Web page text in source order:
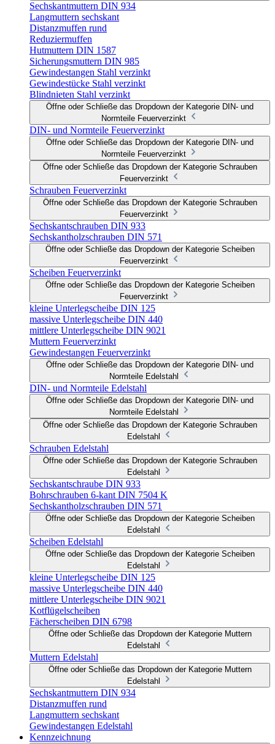
Sechskantmuttern DIN 934
Langmuttern sechskant
Distanzmuffen rund
Reduziermuffen
Hutmuttern DIN 1587
Sicherungsmuttern DIN 985
Gewindestangen Stahl verzinkt
Gewindestücke Stahl verzinkt
Blindnieten Stahl verzinkt
Öffne oder Schließe das Dropdown der Kategorie DIN- und
Normteile Feuerverzinkt
DIN- und Normteile Feuerverzinkt
Öffne oder Schließe das Dropdown der Kategorie DIN- und
Normteile Feuerverzinkt
Öffne oder Schließe das Dropdown der Kategorie Schrauben
Feuerverzinkt
Schrauben Feuerverzinkt
Öffne oder Schließe das Dropdown der Kategorie Schrauben
Feuerverzinkt
Sechskantschrauben DIN 933
Sechskantholzschrauben DIN 571
Öffne oder Schließe das Dropdown der Kategorie Scheiben
Feuerverzinkt
Scheiben Feuerverzinkt
Öffne oder Schließe das Dropdown der Kategorie Scheiben
Feuerverzinkt
kleine Unterlegscheibe DIN 125
massive Unterlegscheibe DIN 440
mittlere Unterlegscheibe DIN 9021
Muttern Feuerverzinkt
Gewindestangen Feuerverzinkt
Öffne oder Schließe das Dropdown der Kategorie DIN- und
Normteile Edelstahl
DIN- und Normteile Edelstahl
Öffne oder Schließe das Dropdown der Kategorie DIN- und
Normteile Edelstahl
Öffne oder Schließe das Dropdown der Kategorie Schrauben
Edelstahl
Schrauben Edelstahl
Öffne oder Schließe das Dropdown der Kategorie Schrauben
Edelstahl
Sechskantschraube DIN 933
Bohrschrauben 6-kant DIN 7504 K
Sechskantholzschrauben DIN 571
Öffne oder Schließe das Dropdown der Kategorie Scheiben
Edelstahl
Scheiben Edelstahl
Öffne oder Schließe das Dropdown der Kategorie Scheiben
Edelstahl
kleine Unterlegscheibe DIN 125
massive Unterlegscheibe DIN 440
mittlere Unterlegscheibe DIN 9021
Kotflügelscheiben
Fächerscheiben DIN 6798
Öffne oder Schließe das Dropdown der Kategorie Muttern
Edelstahl
Muttern Edelstahl
Öffne oder Schließe das Dropdown der Kategorie Muttern
Edelstahl
Sechskantmuttern DIN 934
Distanzmuffen rund
Langmuttern sechskant
Gewindestangen Edelstahl
Kennzeichnung